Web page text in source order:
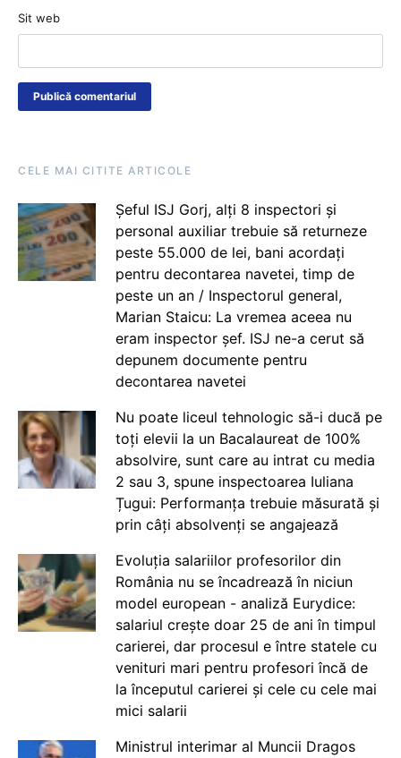
Sit web
CELE MAI CITITE ARTICOLE
Șeful ISJ Gorj, alți 8 inspectori și
personal auxiliar trebuie să returneze
peste 55.000 de lei, bani acordați
pentru decontarea navetei, timp de
peste un an / Inspectorul general,
Marian Staicu: La vremea aceea nu
eram inspector șef. ISJ ne-a cerut să
depunem documente pentru
decontarea navetei
Nu poate liceul tehnologic să-i ducă pe
toți elevii la un Bacalaureat de 100%
absolvire, sunt care au intrat cu media
2 sau 3, spune inspectoarea Iuliana
Țugui: Performanța trebuie măsurată și
prin câți absolvenți se angajează
Evoluția salariilor profesorilor din
România nu se încadrează în niciun
model european - analiză Eurydice:
salariul crește doar 25 de ani în timpul
carierei, dar procesul e între statele cu
venituri mari pentru profesori încă de
la începutul carierei și cele cu cele mai
mici salarii
Ministrul interimar al Muncii Dragos